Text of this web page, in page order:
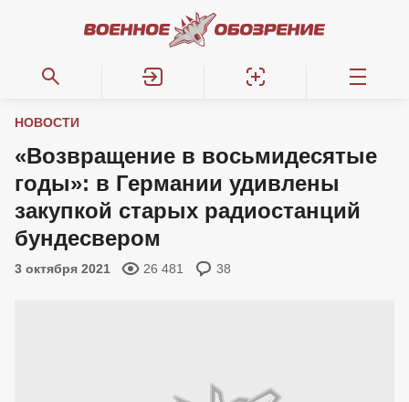
НОВОСТИ
«Возвращение в восьмидесятые
годы»: в Германии удивлены
закупкой старых радиостанций
бундесвером
3 октября 2021 26 481 38